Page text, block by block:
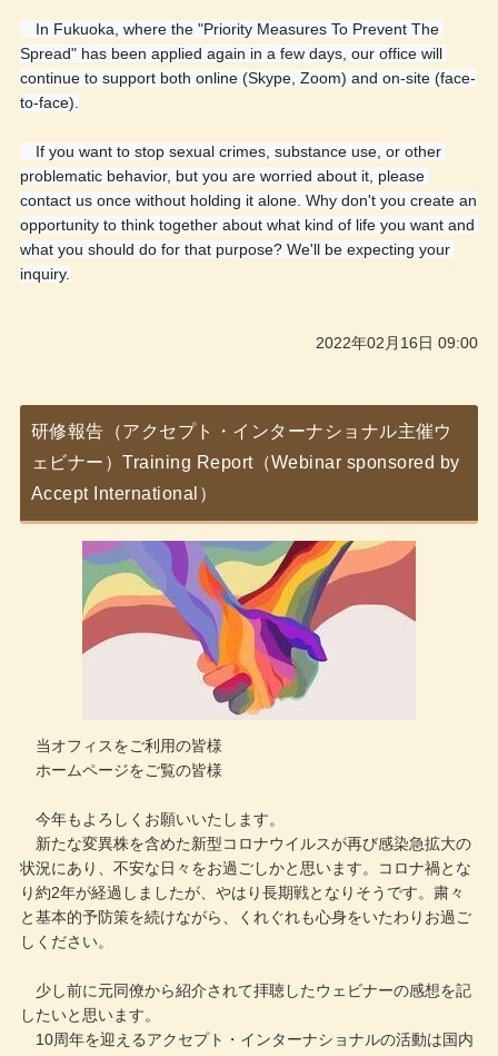
In Fukuoka, where the "Priority Measures To Prevent The
Spread" has been applied again in a few days, our office will
continue to support both online (Skype, Zoom) and on-site (face-
to-face).
If you want to stop sexual crimes, substance use, or other
problematic behavior, but you are worried about it, please
contact us once without holding it alone. Why don't you create an
opportunity to think together about what kind of life you want and
what you should do for that purpose? We'll be expecting your
inquiry.
2022年02月16日 09:00
研修報告（アクセプト・インターナショナル主催ウ
ェビナー）Training Report（Webinar sponsored by
Accept International）
当オフィスをご利用の皆様
ホームページをご覧の皆様
今年もよろしくお願いいたします。
新たな変異株を含めた新型コロナウイルスが再び感染急拡大の
状況にあり、不安な日々をお過ごしかと思います。コロナ禍とな
り約2年が経過しましたが、やはり長期戦となりそうです。粛々
と基本的予防策を続けながら、くれぐれも心身をいたわりお過ご
しください。
少し前に元同僚から紹介されて拝聴したウェビナーの感想を記
したいと思います。
10周年を迎えるアクセプト・インターナショナルの活動は国内